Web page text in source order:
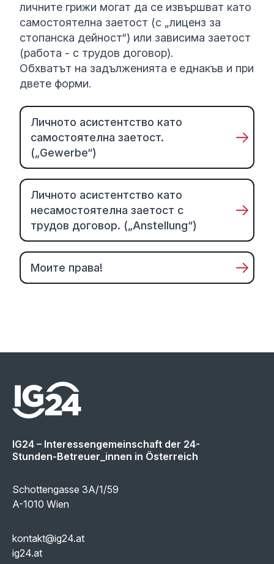
личните грижи могат да се извършват като
самостоятелна заетост (с „лиценз за
стопанска дейност“) или зависима заетост
(работа - с трудов договор).
Обхватът на задълженията е еднакъв и при
двете форми.
Личното асистентство като
самостоятелна заетост.
(„Gewerbe“)
Личното асистентство като
несамостоятелна заетост с
трудов договор. („Anstellung“)
Моите права!
IG24 – Interessengemeinschaft der 24-
Stunden-Betreuer_innen in Österreich
Schottengasse 3A/1/59
A-1010 Wien
kontakt@ig24.at
ig24.at